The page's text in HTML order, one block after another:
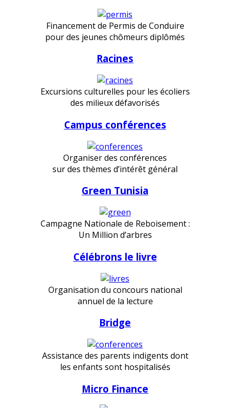
Financement de Permis de Conduire
pour des jeunes chômeurs diplômés
Racines
Excursions culturelles pour les écoliers
des milieux défavorisés
Campus conférences
Organiser des conférences
sur des thèmes d’intérêt général
Green Tunisia
Campagne Nationale de Reboisement :
Un Million d’arbres
Célébrons le livre
Organisation du concours national
annuel de la lecture
Bridge
Assistance des parents indigents dont
les enfants sont hospitalisés
Micro Finance